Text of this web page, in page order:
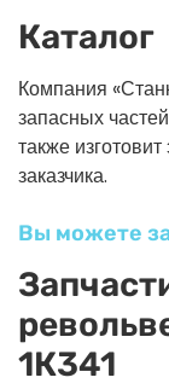
Каталог
Компания
запасных
также
заказчика.
Вы можете
1К341